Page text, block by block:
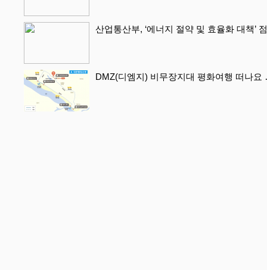
산업통산부, ‘에너지 절약 및 효율화 대책’